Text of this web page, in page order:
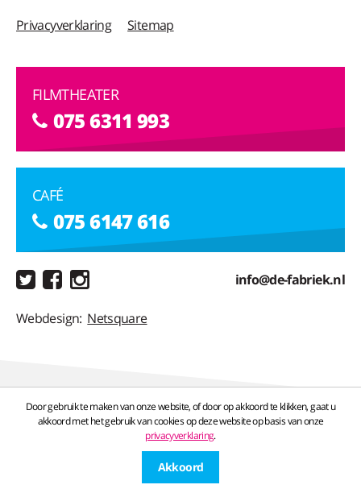
Door gebruik te maken van onze website, of door op akkoord te klikken, gaat u
akkoord met het gebruik van cookies op deze website op basis van onze
privacyverklaring.
Akkoord
Privacyverklaring Sitemap
FILMTHEATER
075 6311 993
CAFÉ
075 6147 616
info@de-fabriek.nl
Webdesign: Netsquare
1502 BAZaandam